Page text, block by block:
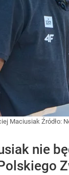
MaciusiakŹródło:
nie